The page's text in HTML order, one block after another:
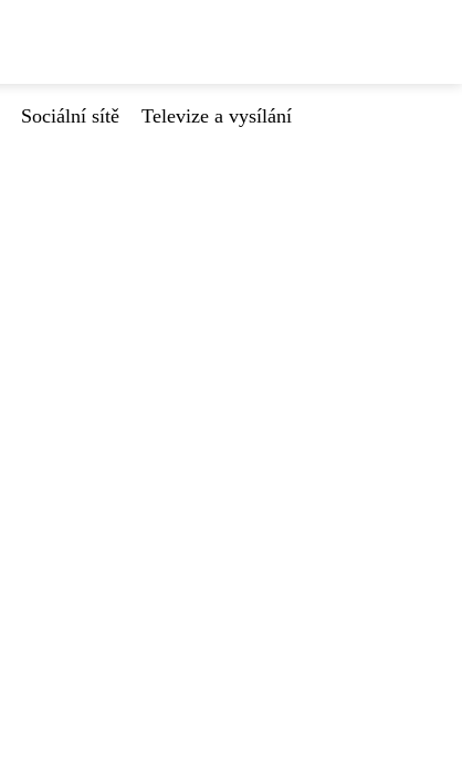
Sociální sítě Televize a vysílání